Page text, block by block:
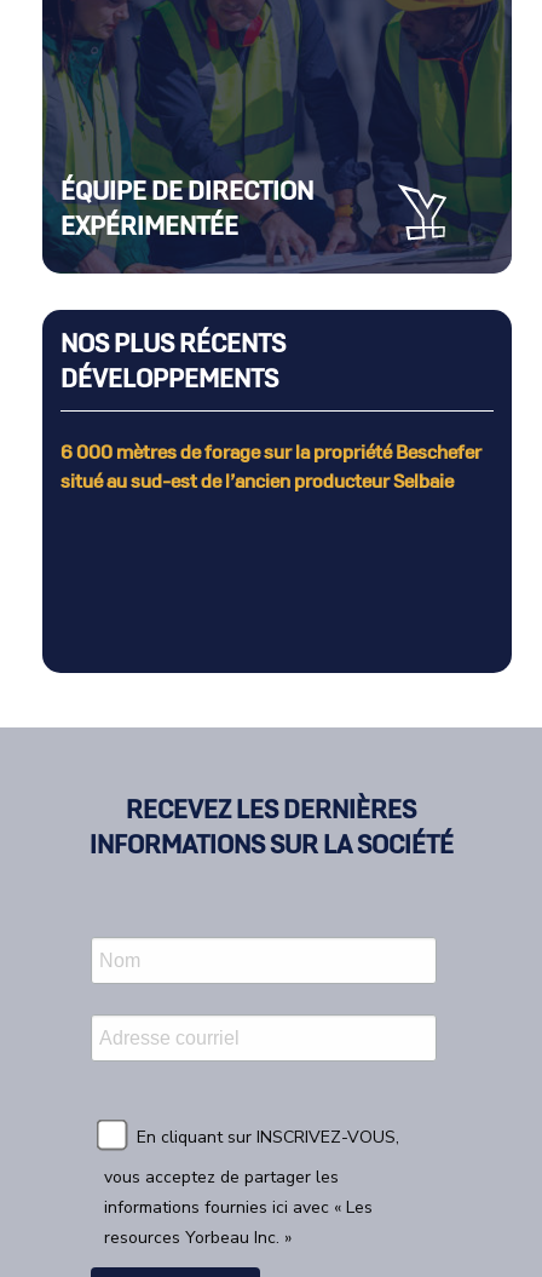
ÉQUIPE DE DIRECTION
EXPÉRIMENTÉE
NOS PLUS RÉCENTS
DÉVELOPPEMENTS
6 000 mètres de forage sur la propriété Beschefer
situé au sud-est de l’ancien producteur Selbaie
RECEVEZ LES DERNIÈRES
INFORMATIONS SUR LA SOCIÉTÉ
En cliquant sur INSCRIVEZ-VOUS,
vous acceptez de partager les
informations fournies ici avec « Les
resources Yorbeau Inc. »